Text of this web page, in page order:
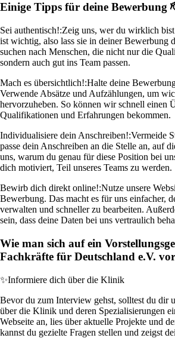
Einige Tipps für deine Bewerbung
Sei authentisch!:Zeig uns, wer du wirklich
ist wichtig, also lass sie in deiner Bewerbung
suchen nach Menschen, die nicht nur die
sondern auch gut ins Team passen.
Mach es übersichtlich!:Halte deine
Verwende Absätze und Aufzählungen, um
hervorzuheben. So können wir schnell einen
Qualifikationen und Erfahrungen bekommen.
Individualisiere dein Anschreiben!:Vermeide
passe dein Anschreiben an die Stelle an, auf
uns, warum du genau für diese Position bei
dich motiviert, Teil unseres Teams zu werden.
Bewirb dich direkt online!:Nutze unsere
Bewerbung. Das macht es für uns einfacher,
verwalten und schneller zu bearbeiten.
sein, dass deine Daten bei uns vertraulich
Wie man sich auf ein
Fachkräfte für Deutschland e.V.
✨Informiere dich über die Klinik
Bevor du zum Interview gehst, solltest du dir
über die Klinik und deren Spezialisierungen
Webseite an, lies über aktuelle Projekte und
kannst du gezielte Fragen stellen und zeigst